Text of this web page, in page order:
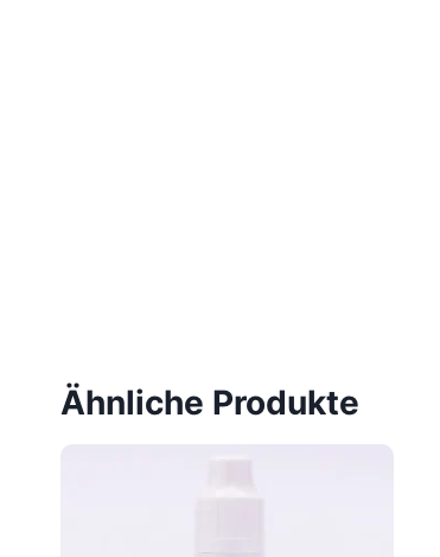
Ähnliche Produkte